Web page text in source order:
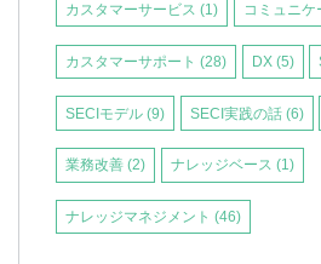
カスタマーサービス(1) コミュニケ
カスタマーサポート(28) DX (5)
SECIモデル(9) SECI実践の話 (6)
業務改善(2) ナレッジベース (1)
ナレッジマネジメント(46)